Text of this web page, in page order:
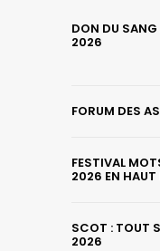
DON DU SANG
2026
FORUM DES
FESTIVAL
2026 EN HAUT
SCOT : TOUT
2026